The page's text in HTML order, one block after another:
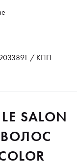
/ КПП
SALON